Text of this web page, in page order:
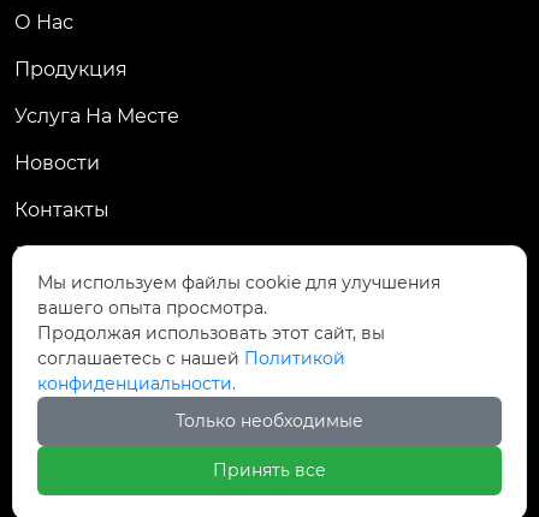
О Нас
Продукция
Услуга На Месте
Новости
Контакты
КОНТАКТЫ
 № 92, улица Шэньян, город Чэнсян, город
Тайцан, провинция Цзянсу, Китай
 ht_hermes@126.com

Мы используем файлы cookie для улучшения
вашего опыта просмотра.
Продолжая использовать этот сайт, вы
соглашаетесь с нашей Политикой
конфиденциальности.
Только необходимые
Принять все